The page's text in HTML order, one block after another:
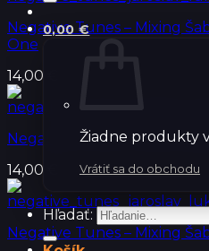
0,00€
Žiadne produkty
Vrátiť sa do obchodu
Hľadať:
Negative Tunes – Mixing
One
14,00
Negative Tunes – Mixing
14,00
Negative Tunes – Mixing